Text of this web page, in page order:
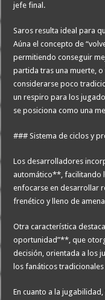
jefe final.
Saros resulta ideal para
Aúna el concepto de
permitiendo conseguir
partida tras una muerte, o
considerarse poco
un respiro para los
se posiciona como una
### Sistema de ciclos y
Los desarrolladores
automático**, facilitando
enfocarse en desarrollar
frenético y lleno de
Otra característica
oportunidad”**, que
decisión, orientada a los
los fanáticos
En cuanto a la